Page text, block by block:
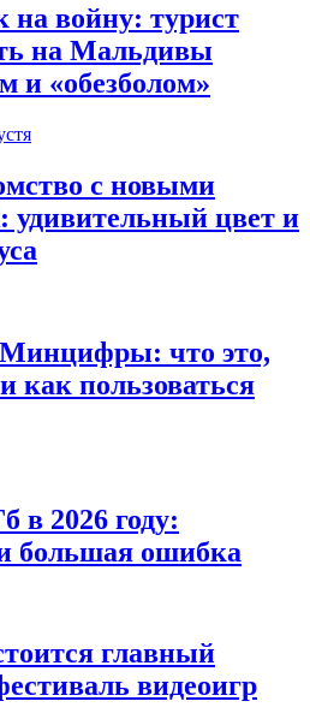
на войну: турист
на Мальдивы
и «обезболом»
с новыми
удивительный цвет и
что это,
как пользоваться
в 2026 году:
большая ошибка
главный
видеоигр